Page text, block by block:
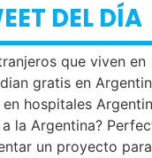
DEL DÍA
que viven en
gratis en
hospitales
la Argentina?
un proyecto para